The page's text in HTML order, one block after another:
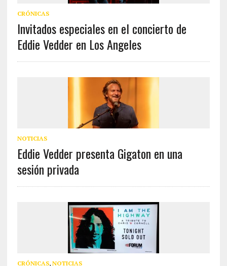
CRÓNICAS
Invitados especiales en el concierto de
Eddie Vedder en Los Angeles
NOTICIAS
Eddie Vedder presenta Gigaton en una
sesión privada
CRÓNICAS, NOTICIAS